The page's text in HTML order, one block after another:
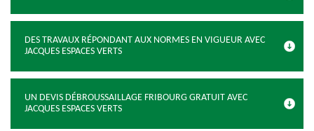
DES TRAVAUX RÉPONDANT AUX NORMES EN VIGUEUR AVEC
JACQUES ESPACES VERTS
UN DEVIS DÉBROUSSAILLAGE FRIBOURG GRATUIT AVEC
JACQUES ESPACES VERTS